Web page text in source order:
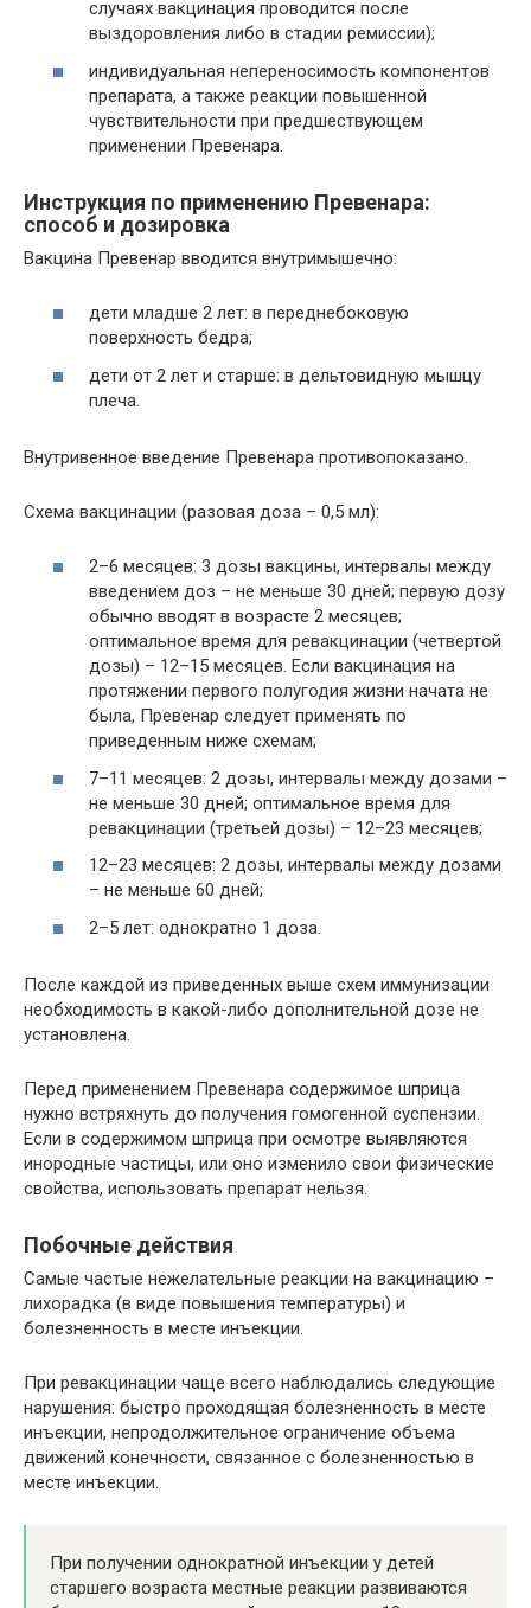
случаях вакцинация проводится после
выздоровления либо в стадии ремиссии);
индивидуальная непереносимость компонентов
препарата, а также реакции повышенной
чувствительности при предшествующем
применении Превенара.
Инструкция по применению Превенара:
способ и дозировка
Вакцина Превенар вводится внутримышечно:
дети младше 2 лет: в переднебоковую
поверхность бедра;
дети от 2 лет и старше: в дельтовидную мышцу
плеча.
Внутривенное введение Превенара противопоказано.
Схема вакцинации (разовая доза – 0,5 мл):
2–6 месяцев: 3 дозы вакцины, интервалы между
введением доз – не меньше 30 дней; первую дозу
обычно вводят в возрасте 2 месяцев;
оптимальное время для ревакцинации (четвертой
дозы) – 12–15 месяцев. Если вакцинация на
протяжении первого полугодия жизни начата не
была, Превенар следует применять по
приведенным ниже схемам;
7–11 месяцев: 2 дозы, интервалы между дозами –
не меньше 30 дней; оптимальное время для
ревакцинации (третьей дозы) – 12–23 месяцев;
12–23 месяцев: 2 дозы, интервалы между дозами
– не меньше 60 дней;
2–5 лет: однократно 1 доза.
После каждой из приведенных выше схем иммунизации
необходимость в какой-либо дополнительной дозе не
установлена.
Перед применением Превенара содержимое шприца
нужно встряхнуть до получения гомогенной суспензии.
Если в содержимом шприца при осмотре выявляются
инородные частицы, или оно изменило свои физические
свойства, использовать препарат нельзя.
Побочные действия
Самые частые нежелательные реакции на вакцинацию –
лихорадка (в виде повышения температуры) и
болезненность в месте инъекции.
При ревакцинации чаще всего наблюдались следующие
нарушения: быстро проходящая болезненность в месте
инъекции, непродолжительное ограничение объема
движений конечности, связанное с болезненностью в
месте инъекции.
При получении однократной инъекции у детей
старшего возраста местные реакции развиваются